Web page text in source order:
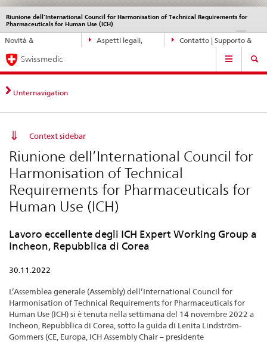
Navigazione
diretta:
novità,
aspetti
legali,
contatto
Novità &
Aspetti legali,
Contatto | Supporto &
Riunione dell’International Council for Harmonisation of Technical Requirements for
Pharmaceuticals for Human Use (ICH)
DE IT
Service
navigation
Navigation
Swissmedic
Unternavigation
Context sidebar
Riunione dell’International Council for
Harmonisation of Technical
Requirements for Pharmaceuticals for
Human Use (ICH)
Lavoro eccellente degli ICH Expert Working Group a
Incheon, Repubblica di Corea
30.11.2022
L’Assemblea generale (Assembly) dell’International Council for
Harmonisation of Technical Requirements for Pharmaceuticals for
Human Use (ICH) si è tenuta nella settimana del 14 novembre 2022 a
Incheon, Repubblica di Corea, sotto la guida di Lenita Lindström-
Gommers (CE, Europa, ICH Assembly Chair – presidente